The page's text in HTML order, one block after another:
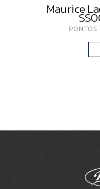
Maurice